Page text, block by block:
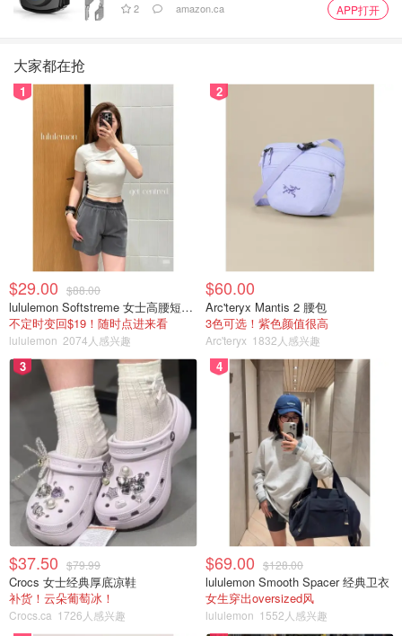
2 amazon.ca APP打开
大家都在抢
1
$29.00 $88.00
lululemon Softstreme 女士高腰短裤 10cm
不定时变回$19！随时点进来看
lululemon 2074人感兴趣
2
$60.00
Arc'teryx Mantis 2 腰包
3色可选！紫色颜值很高
Arc'teryx 1832人感兴趣
3
$37.50 $79.99
Crocs 女士经典厚底凉鞋
补货！云朵葡萄冰！
Crocs.ca 1726人感兴趣
4
$69.00 $128.00
lululemon Smooth Spacer 经典卫衣
女生穿出oversized风
lululemon 1552人感兴趣